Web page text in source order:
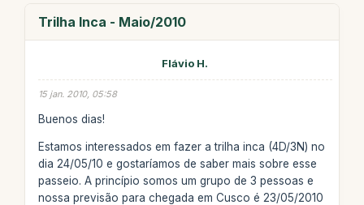
Trilha Inca - Maio/2010
Flávio H.
15 jan. 2010, 05:58
Buenos dias!
Estamos interessados em fazer a trilha inca (4D/3N) no
dia 24/05/10 e gostaríamos de saber mais sobre esse
passeio. A princípio somos um grupo de 3 pessoas e
nossa previsão para chegada em Cusco é 23/05/2010